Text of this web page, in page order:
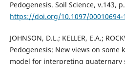
Pedogenesis. Soil Science, v.143,
https://doi.org/10.1097/00010694-
JOHNSON, D.L.; KELLER, E.A.;
Pedogenesis: New views on some
model for interpreting quaternary